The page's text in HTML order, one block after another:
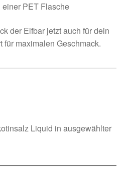
PET Flasche
der Elfbar jetzt auch für dein
für maximalen Geschmack.
Liquid in ausgewählter